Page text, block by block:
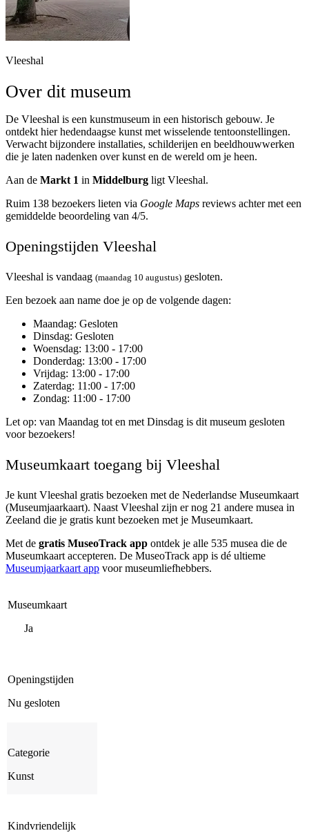
Vleeshal
Over dit museum
De Vleeshal is een kunstmuseum in een historisch gebouw. Je
ontdekt hier hedendaagse kunst met wisselende tentoonstellingen.
Verwacht bijzondere installaties, schilderijen en beeldhouwwerken
die je laten nadenken over kunst en de wereld om je heen.
Aan de Markt 1 in Middelburg ligt Vleeshal.
Ruim 138 bezoekers lieten via Google Maps reviews achter met een
gemiddelde beoordeling van 4/5.
Openingstijden Vleeshal
Vleeshal is vandaag (maandag 10 augustus) gesloten.
Een bezoek aan name doe je op de volgende dagen:
Maandag: Gesloten
Dinsdag: Gesloten
Woensdag: 13:00 - 17:00
Donderdag: 13:00 - 17:00
Vrijdag: 13:00 - 17:00
Zaterdag: 11:00 - 17:00
Zondag: 11:00 - 17:00
Let op: van Maandag tot en met Dinsdag is dit museum gesloten
voor bezoekers!
Museumkaart toegang bij Vleeshal
Je kunt Vleeshal gratis bezoeken met de Nederlandse Museumkaart
(Museumjaarkaart). Naast Vleeshal zijn er nog 21 andere musea in
Zeeland die je gratis kunt bezoeken met je Museumkaart.
Met de gratis MuseoTrack app ontdek je alle 535 musea die de
Museumkaart accepteren. De MuseoTrack app is dé ultieme
Museumjaarkaart app voor museumliefhebbers.
Museumkaart
Ja
Openingstijden
Nu gesloten
Categorie
Kunst
Kindvriendelijk